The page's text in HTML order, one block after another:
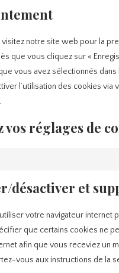
visitez notre site web pour la
que vous cliquez sur «
vous avez sélectionnés
l’utilisation des cookies
vos réglages de
désactiver et
votre navigateur internet
que certains cookies ne
afin que vous receviez un
vous aux instructions de la